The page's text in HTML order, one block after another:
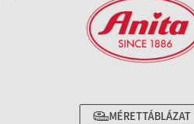
MÉRETTÁBLÁZAT